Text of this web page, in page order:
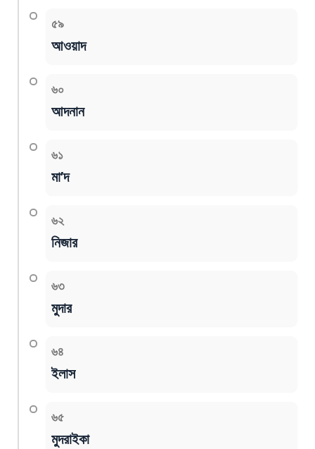
৫৯
আওয়াদ
৬০
আদনান
৬১
মা’দ
৬২
নিজার
৬৩
মুদার
৬৪
ইলাস
৬৫
মুদরাইকা